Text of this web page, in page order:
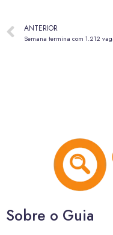
ANTERIOR
Sobre o Guia